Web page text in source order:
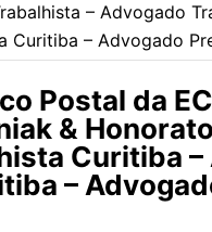
Postal da
&
Curitiba
–